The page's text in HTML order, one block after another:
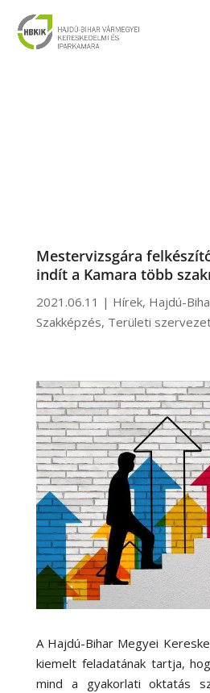
Mestervizsgára
indít a Kamara több
2021.06.11 | Hírek, Hajdú-
Szakképzés, Területi
A Hajdú-Bihar Megyei
kiemelt feladatának tartja,
mind a gyakorlati oktatás